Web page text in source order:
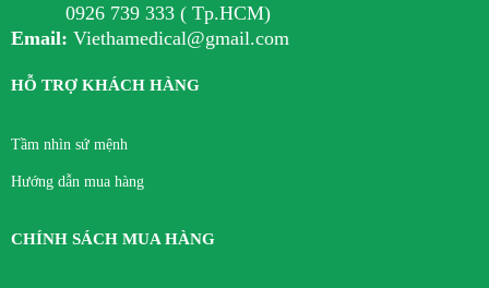
0926 739 333 ( Tp.HCM)
Email: Viethamedical@gmail.com
HỖ TRỢ KHÁCH HÀNG
Tầm nhìn sứ mệnh
Hướng dẫn mua hàng
CHÍNH SÁCH MUA HÀNG